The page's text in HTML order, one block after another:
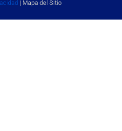
| Mapa del Sitio